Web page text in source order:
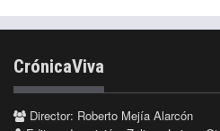
CrónicaViva
Director: Roberto Mejía Alarcón